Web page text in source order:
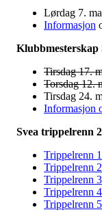
Lørdag 7.
Informasjon
Klubbmesterskap
Tirsdag 17.
Torsdag 12.
Tirsdag 24.
Informasjon
Svea trippelrenn
Trippelrenn 1
Trippelrenn 2
Trippelrenn 3
Trippelrenn 4
Trippelrenn 5